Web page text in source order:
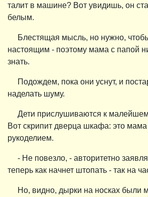
талит в машине? Вот увидишь, он
белым.
Блестящая мысль, но нужно,
настоящим - поэтому мама с папой
знать.
Подождем, пока они уснут, и
наделать шуму.
Дети прислушиваются к
Вот скрипит дверца шкафа: это мама
рукоделием.
- Не повезло, - авторитетно
теперь как начнет штопать - так на
Но, видно, дырки на носках были